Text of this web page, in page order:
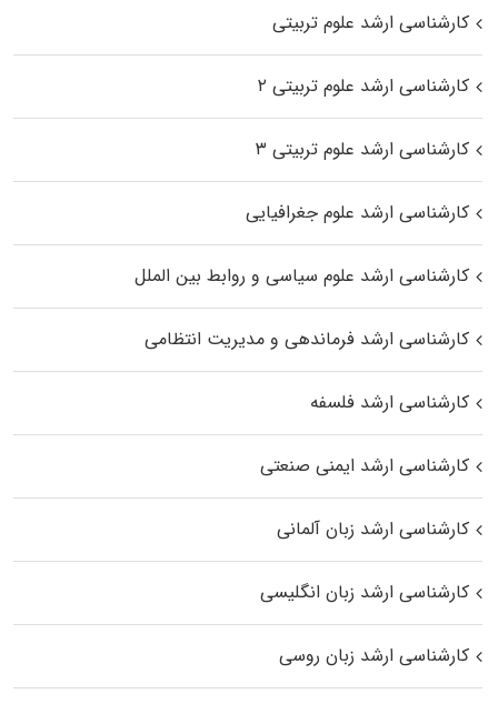
کارشناسی ارشد علوم تربیتی
کارشناسی ارشد علوم تربیتی ۲
کارشناسی ارشد علوم تربیتی ۳
کارشناسی ارشد علوم جغرافیایی
کارشناسی ارشد علوم سیاسی و روابط بین الملل
کارشناسی ارشد فرماندهی و مدیریت انتظامی
کارشناسی ارشد فلسفه
کارشناسی ارشد ایمنی صنعتی
کارشناسی ارشد زبان آلمانی
کارشناسی ارشد زبان انگلیسی
کارشناسی ارشد زبان روسی